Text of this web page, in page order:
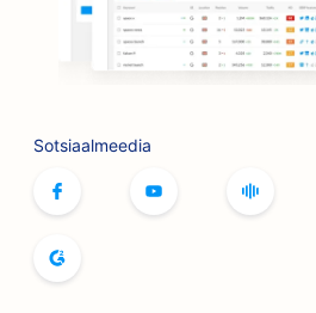
SEO grillimisvõimaluste jaoks
SEO lauamängude kohvikutele
SEO leivaküpsetiste jaoks
Sotsiaalmeedia